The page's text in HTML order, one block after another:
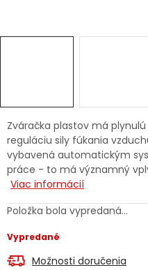
Servis náradia
Doprava a platba
Kontakty
Reklamačný formulár
Zváračka plastov má
reguláciu sily fúkania
vybavená automatickým
práce - to má významný
Viac informácií
Položka bola vypredaná…
Vypredané
Možnosti doručenia